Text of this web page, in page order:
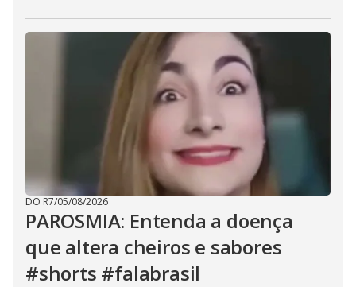
DO R7/05/08/2026
PAROSMIA: Entenda a doença
que altera cheiros e sabores
#shorts #falabrasil